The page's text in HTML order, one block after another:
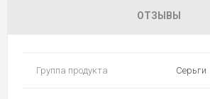
ОТЗЫВЫ
Группа продукта Серьги